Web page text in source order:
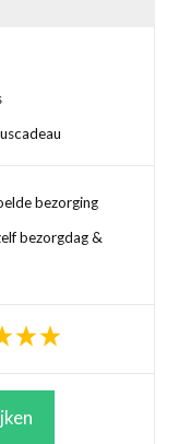
bezorging
bezorgdag &